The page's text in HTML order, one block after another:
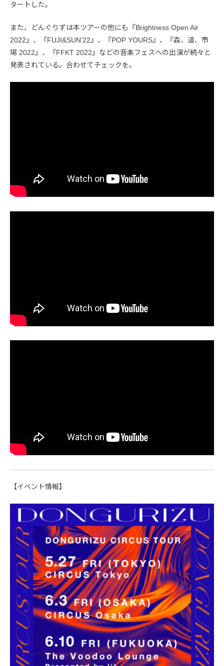
タートした。
また、どんぐりずは本ツアーの他にも『Brightness Open Air
2022』、『FUJI&SUN’22』、『POP YOURS』、『森、道、市
場 2022』、『FFKT 2022』などの音楽フェスへの出演が続々と
発表されている。合わせてチェックを。
【イベント情報】